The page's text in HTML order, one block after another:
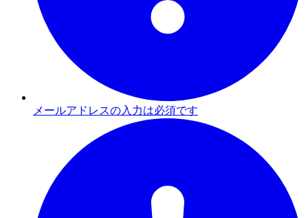
メールアドレスの入力は必須です